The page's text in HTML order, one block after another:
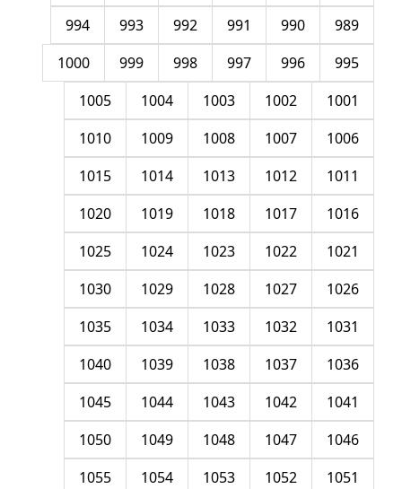
989
990
991
992
993
994
995
996
997
998
999
1000
1001
1002
1003
1004
1005
1006
1007
1008
1009
1010
1011
1012
1013
1014
1015
1016
1017
1018
1019
1020
1021
1022
1023
1024
1025
1026
1027
1028
1029
1030
1031
1032
1033
1034
1035
1036
1037
1038
1039
1040
1041
1042
1043
1044
1045
1046
1047
1048
1049
1050
1051
1052
1053
1054
1055